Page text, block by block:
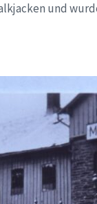
und